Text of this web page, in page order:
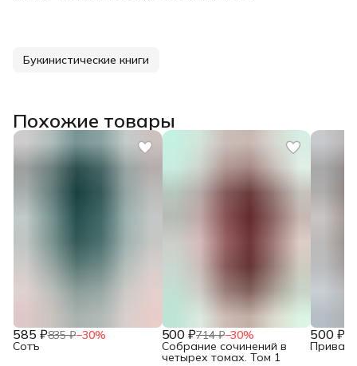
Букинистические книги
Похожие товары
585 ₽835 ₽−30%
Сотъ
500 ₽714 ₽−30%
Собрание сочинений в
четырех томах. Том 1
500 ₽